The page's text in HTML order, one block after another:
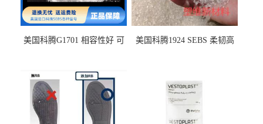
美国科腾G1701 相容性好 可
美国科腾1924 SEBS 柔韧高